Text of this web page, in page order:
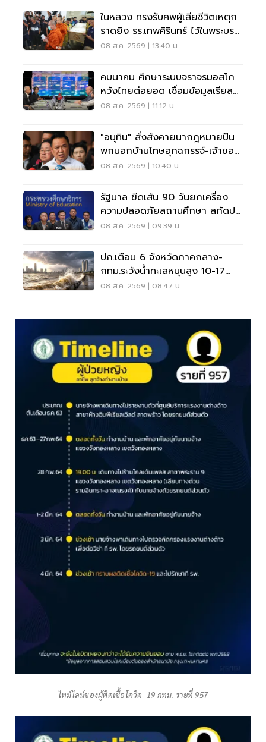
ในหลวง ทรงรับศพผู้เสียชีวิตเหตุก
ราดยิง รร.เทพศิรินทร์ ไว้ในพระบรม
ราชานุเคราะห์
08 ส.ค. 2569 | 13:40 น.
คมนาคม ศึกษาระบบจราจรมอสโก
หวังไทยต่อยอด เชื่อมข้อมูลเรียล
ไทม์ แก้รถติด
08 ส.ค. 2569 | 11:12 น.
"อนุทิน" สั่งสังคายนากฎหมายปืน
พกนอกบ้านโทษอุกฉกรรจ์-เจ้าของ
โดนหนัก
08 ส.ค. 2569 | 10:40 น.
รัฐบาล ขีดเส้น 90 วันยกเครื่อง
ความปลอดภัยสถานศึกษา สกัดปม
บูลลี่
08 ส.ค. 2569 | 09:39 น.
ปภ.เตือน 6 จังหวัดภาคกลาง-
กทม.ระวังน้ำทะเลหนุนสูง 10-17
ส.ค.69
08 ส.ค. 2569 | 08:47 น.
ไทม์ไลน์ของผู้ติดเชื้อโควิด -19 กทม. รายที่ 957